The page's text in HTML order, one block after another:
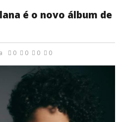
é o novo álbum de
0 0 0 0